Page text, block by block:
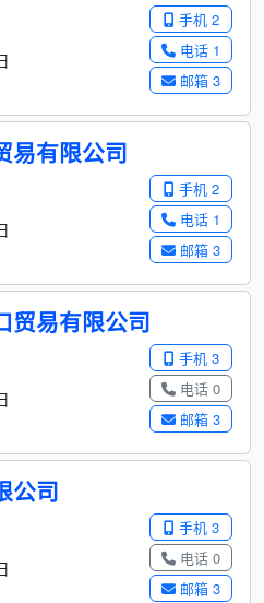
手机 2
电话 1
邮箱 3
易有限公司
手机 2
电话 1
邮箱 3
贸易有限公司
手机 3
电话 0
邮箱 3
公司
手机 3
电话 0
邮箱 3